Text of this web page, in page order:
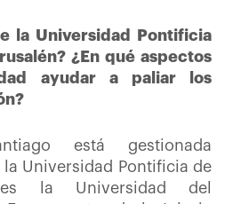
la Universidad Pontificia
¿En qué aspectos
ayudar a paliar los
está gestionada
Universidad Pontificia de
la Universidad del